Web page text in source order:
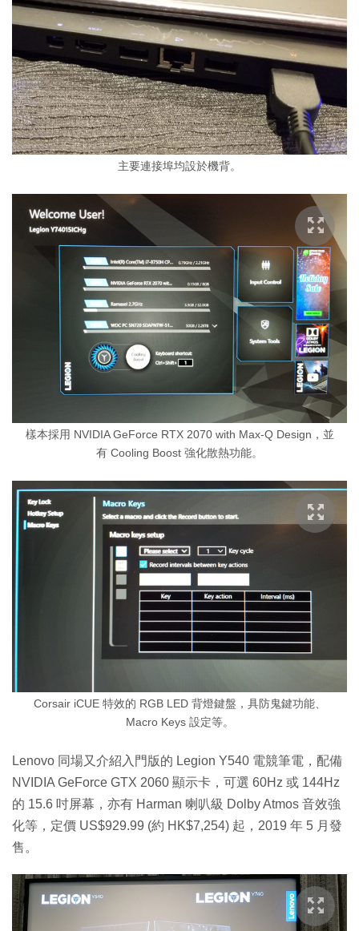
主要連接埠均設於機背。
樣本採用 NVIDIA GeForce RTX 2070 with Max-Q Design，並
有 Cooling Boost 強化散熱功能。
Corsair iCUE 特效的 RGB LED 背燈鍵盤，具防鬼鍵功能、
Macro Keys 設定等。
Lenovo 同場又介紹入門版的 Legion Y540 電競筆電，配備
NVIDIA GeForce GTX 2060 顯示卡，可選 60Hz 或 144Hz
的 15.6 吋屏幕，亦有 Harman 喇叭級 Dolby Atmos 音效強
化等，定價 US$929.99 (約 HK$7,254) 起，2019 年 5 月發
售。